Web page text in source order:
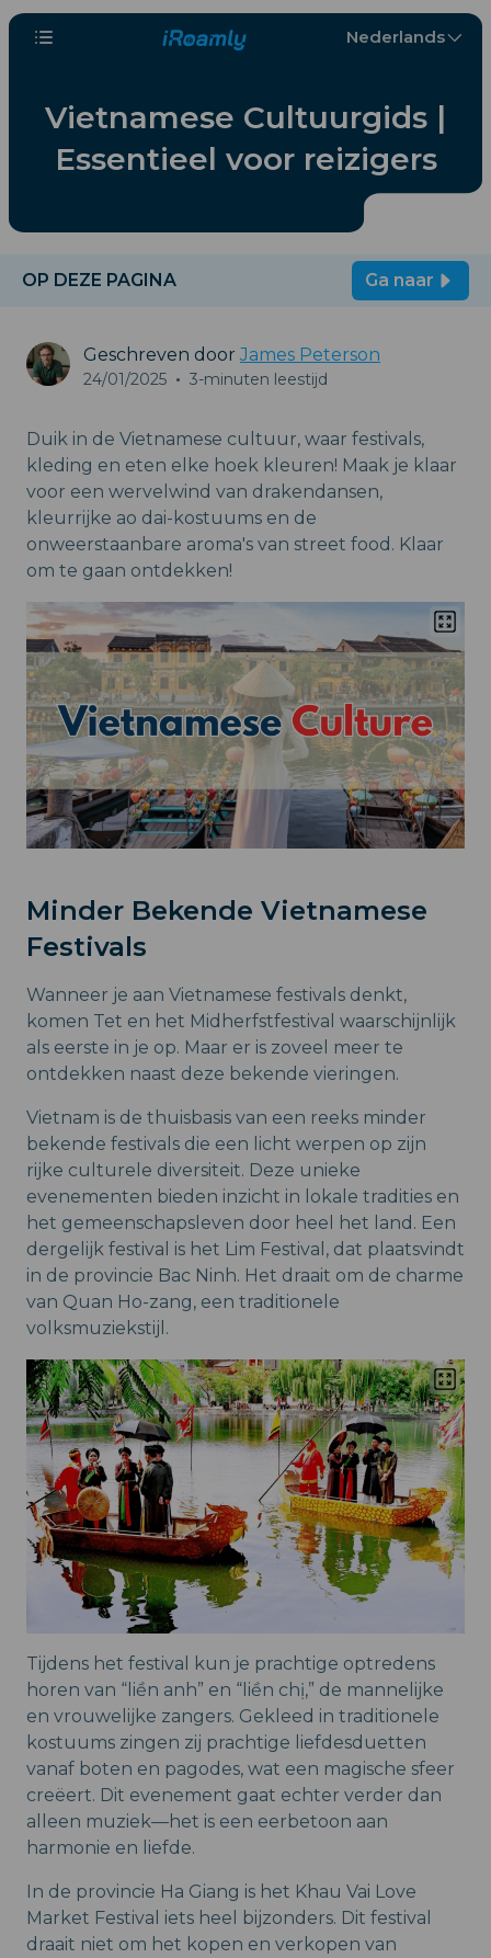
Nederlands
Vietnamese Cultuurgids |
Essentieel voor reizigers
OP DEZE PAGINA Ga naar
Geschreven door James Peterson
24/01/2025 • 3-minuten leestijd
Duik in de Vietnamese cultuur, waar festivals,
kleding en eten elke hoek kleuren! Maak je klaar
voor een wervelwind van drakendansen,
kleurrijke ao dai-kostuums en de
onweerstaanbare aroma's van street food. Klaar
om te gaan ontdekken!
Minder Bekende Vietnamese
Festivals
Wanneer je aan Vietnamese festivals denkt,
komen Tet en het Midherfstfestival waarschijnlijk
als eerste in je op. Maar er is zoveel meer te
ontdekken naast deze bekende vieringen.
Vietnam is de thuisbasis van een reeks minder
bekende festivals die een licht werpen op zijn
rijke culturele diversiteit. Deze unieke
evenementen bieden inzicht in lokale tradities en
het gemeenschapsleven door heel het land. Een
dergelijk festival is het Lim Festival, dat plaatsvindt
in de provincie Bac Ninh. Het draait om de charme
van Quan Ho-zang, een traditionele
volksmuziekstijl.
Tijdens het festival kun je prachtige optredens
horen van “liền anh” en “liền chị,” de mannelijke
en vrouwelijke zangers. Gekleed in traditionele
kostuums zingen zij prachtige liefdesduetten
vanaf boten en pagodes, wat een magische sfeer
creëert. Dit evenement gaat echter verder dan
alleen muziek—het is een eerbetoon aan
harmonie en liefde.
In de provincie Ha Giang is het Khau Vai Love
Market Festival iets heel bijzonders. Dit festival
draait niet om het kopen en verkopen van